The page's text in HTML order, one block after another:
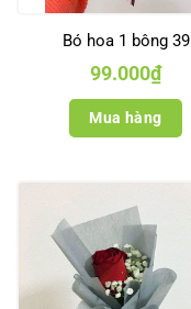
Bó hoa 1 bông 39
99.000₫
Mua hàng